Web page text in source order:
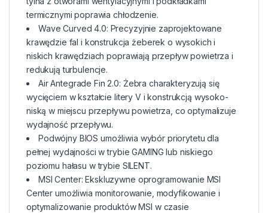
termicznymi poprawia chłodzenie.
Wave Curved 4.0: Precyzyjnie zaprojektowane
krawędzie fal i konstrukcja żeberek o wysokich i
niskich krawędziach poprawiają przepływ powietrza i
redukują turbulencje.
Air Antegrade Fin 2.0: Żebra charakteryzują się
wycięciem w kształcie litery V i konstrukcją wysoko-
niską w miejscu przepływu powietrza, co optymalizuje
wydajność przepływu.
Podwójny BIOS umożliwia wybór priorytetu dla
pełnej wydajności w trybie GAMING lub niskiego
poziomu hałasu w trybie SILENT.
MSI Center: Ekskluzywne oprogramowanie MSI
Center umożliwia monitorowanie, modyfikowanie i
optymalizowanie produktów MSI w czasie